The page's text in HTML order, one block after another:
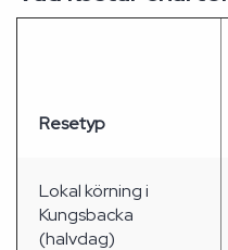
Resetyp
Lokal körning i
Kungsbacka
(halvdag)